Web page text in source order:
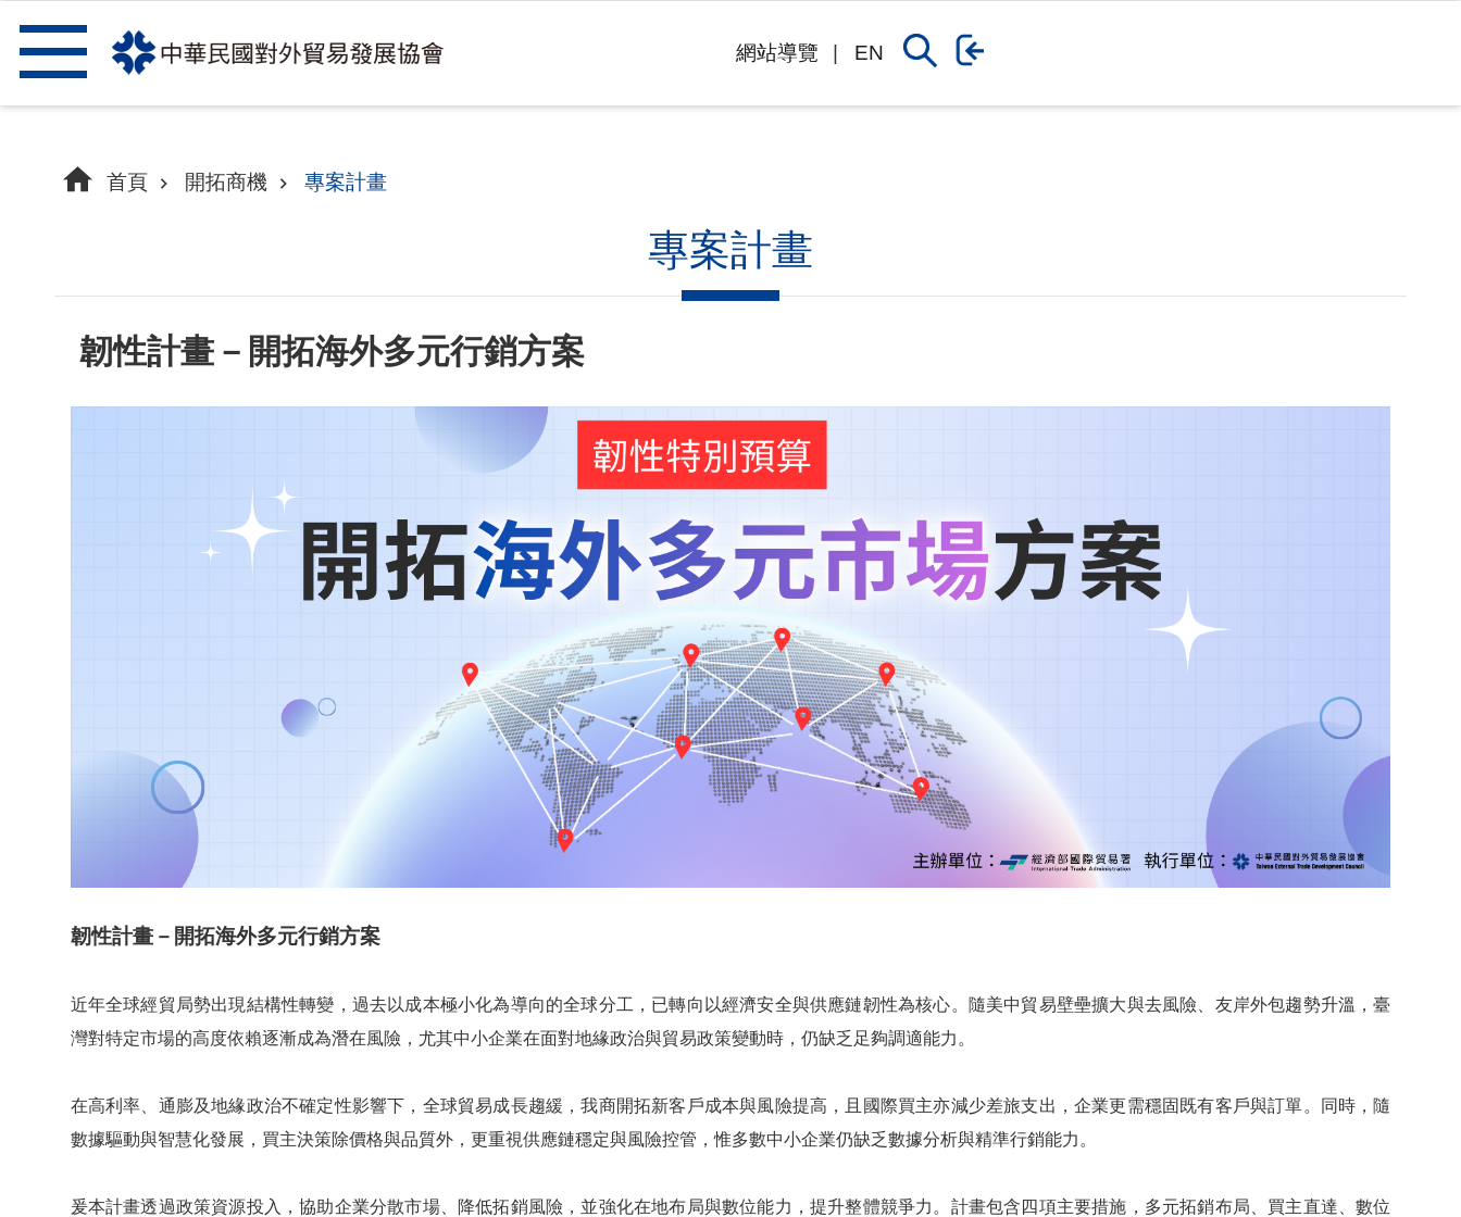
跳到主要內容區塊
網站導覽 EN
首頁 開拓商機 專案計畫
專案計畫
韌性計畫－開拓海外多元行銷方案
韌性計畫－開拓海外多元行銷方案
近年全球經貿局勢出現結構性轉變，過去以成本極小化為導向的全球分工，已轉向以經濟安全與供應鏈韌性為核心。隨美中貿易壁壘擴大與去風險、友岸外包趨勢升溫，臺
灣對特定市場的高度依賴逐漸成為潛在風險，尤其中小企業在面對地緣政治與貿易政策變動時，仍缺乏足夠調適能力。
在高利率、通膨及地緣政治不確定性影響下，全球貿易成長趨緩，我商開拓新客戶成本與風險提高，且國際買主亦減少差旅支出，企業更需穩固既有客戶與訂單。同時，隨
數據驅動與智慧化發展，買主決策除價格與品質外，更重視供應鏈穩定與風險控管，惟多數中小企業仍缺乏數據分析與精準行銷能力。
爰本計畫透過政策資源投入，協助企業分散市場、降低拓銷風險，並強化在地布局與數位能力，提升整體競爭力。計畫包含四項主要措施，多元拓銷布局、買主直達、數位